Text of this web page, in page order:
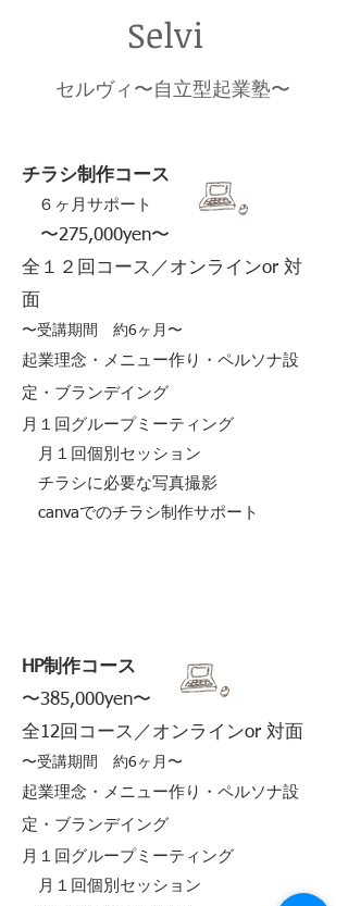
Selvi​
​セルヴィ〜自立型起業塾〜
チラシ制作コース
６ヶ月サポート
​ 〜275,000yen〜
​全１２回コース／オンラインor 対
面
〜受講期間 約6ヶ月〜
起業理念・メニュー作り・ペルソナ設
定・ブランデイング
月１回グループミーティング
月１回個別セッション
チラシに必要な写真撮影
canvaでのチラシ制作サポート
HP制作コース
〜385,000yen〜
​全12回コース／オンラインor 対面
〜受講期間 約6ヶ月〜
起業理念・メニュー作り・ペルソナ設
定・ブランデイング
月１回グループミーティング
月１回個別セッション